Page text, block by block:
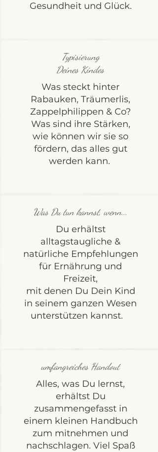
Gesundheit und Glück.
Typisierung
Deines Kindes
Was steckt hinter
Rabauken, Träumerlis,
Zappelphilippen & Co?
Was sind ihre Stärken,
wie können wir sie so
fördern, das alles gut
werden kann.
Was Du tun kannst, wenn...
Du erhältst
alltagstaugliche &
natürliche Empfehlungen
für Ernährung und
Freizeit,
mit denen Du Dein Kind
in seinem ganzen Wesen
unterstützen kannst.
umfangreiches Handout
Alles, was Du lernst,
erhältst Du
zusammengefasst in
einem kleinen Handbuch
zum mitnehmen und
nachschlagen. Viel Spaß